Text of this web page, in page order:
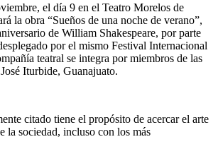
el día 9 en el Teatro Morelos de
la obra “Sueños de una noche de verano”,
de William Shakespeare, por parte
por el mismo Festival Internacional
teatral se integra por miembros de las
Iturbide, Guanajuato.
citado tiene el propósito de acercar el arte
la sociedad, incluso con los más